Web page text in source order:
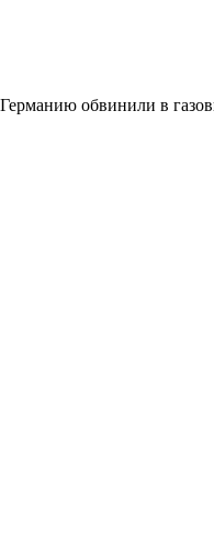
Германию обвинили в